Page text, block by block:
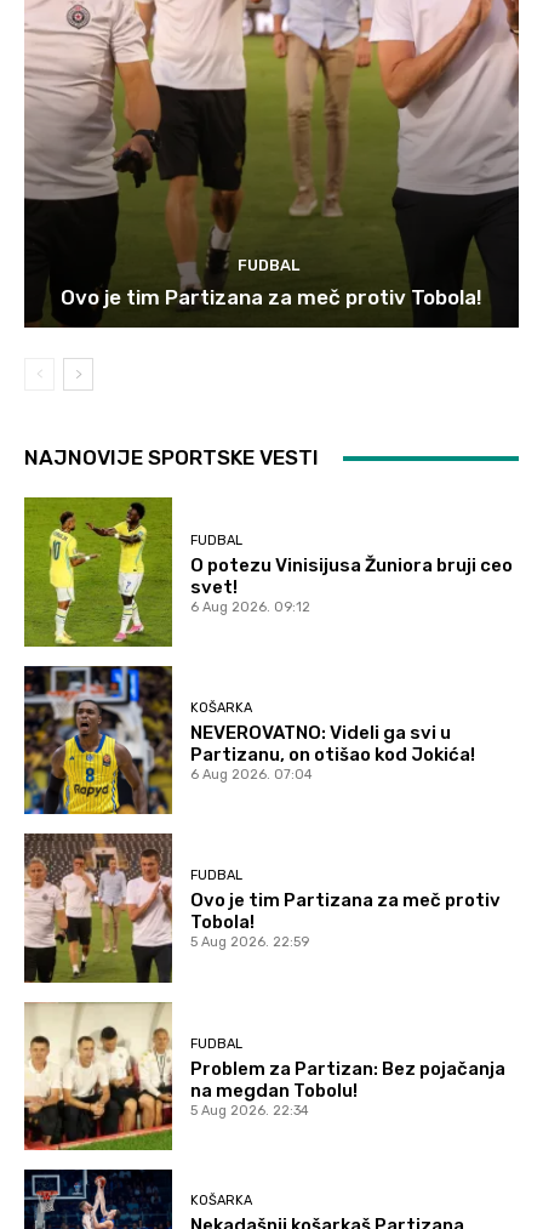
FUDBAL
Ovo je tim Partizana za meč protiv Tobola!
NAJNOVIJE SPORTSKE VESTI
FUDBAL
O potezu Vinisijusa Žuniora bruji ceo
svet!
6 Aug 2026. 09:12
KOŠARKA
NEVEROVATNO: Videli ga svi u
Partizanu, on otišao kod Jokića!
6 Aug 2026. 07:04
FUDBAL
Ovo je tim Partizana za meč protiv
Tobola!
5 Aug 2026. 22:59
FUDBAL
Problem za Partizan: Bez pojačanja
na megdan Tobolu!
5 Aug 2026. 22:34
KOŠARKA